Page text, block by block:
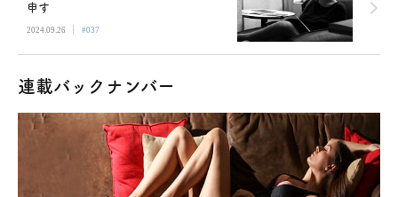
申す
2024.09.26 | #037
連載バックナンバー